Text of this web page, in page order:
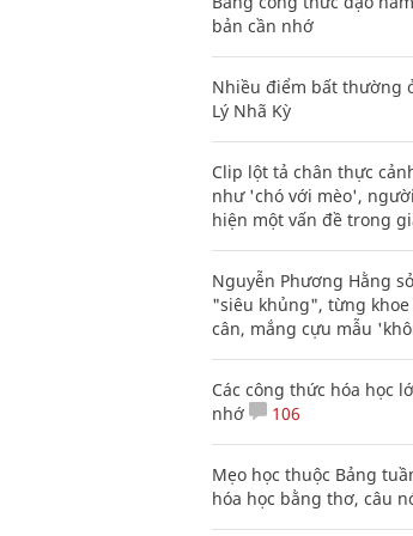
bản cần nhớ
Nhiều điểm bất thường
Lý Nhã Kỳ
Clip lột tả chân thực
như 'chó với mèo',
hiện một vấn đề trong
Nguyễn Phương Hằng
"siêu khủng", từng
cân, mắng cựu mẫu
Các công thức hóa học
nhớ
106
Mẹo học thuộc Bảng
hóa học bằng thơ, câu